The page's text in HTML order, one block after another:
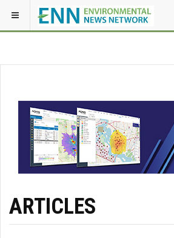
ARTICLES